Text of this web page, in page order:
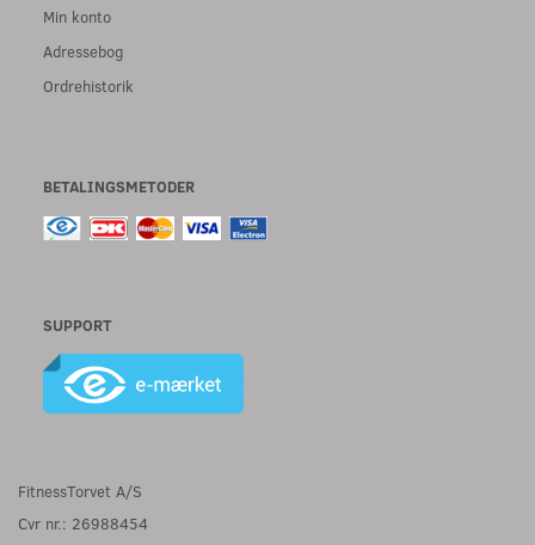
Min konto
Adressebog
Ordrehistorik
BETALINGSMETODER
SUPPORT
FitnessTorvet A/S
Cvr nr.: 26988454